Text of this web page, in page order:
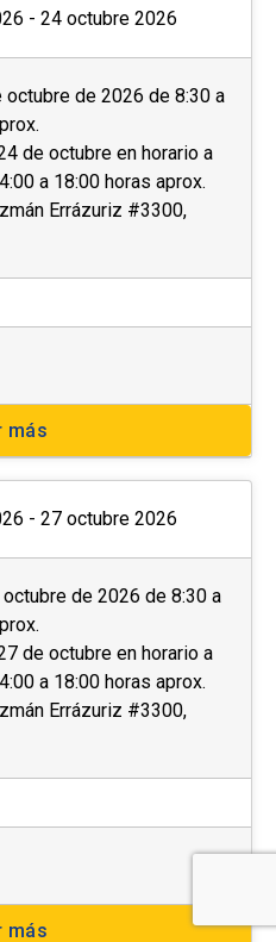
- 24 octubre 2026
octubre de 2026 de 8:30 a
de octubre en horario a
a 18:00 horas aprox.
Errázuriz #3300,
más
- 27 octubre 2026
de 2026 de 8:30 a
de octubre en horario a
a 18:00 horas aprox.
Errázuriz #3300,
más